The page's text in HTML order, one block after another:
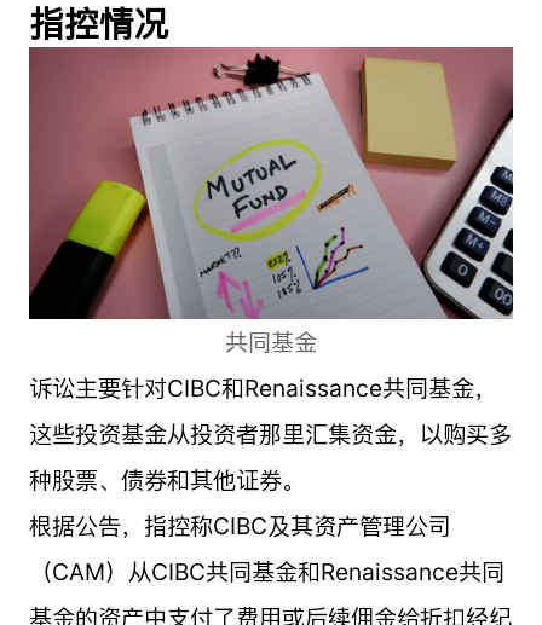
指控情况
共同基金
诉讼主要针对CIBC和Renaissance共同基金，
这些投资基金从投资者那里汇集资金，以购买多
种股票、债券和其他证券。
根据公告，指控称CIBC及其资产管理公司
（CAM）从CIBC共同基金和Renaissance共同
基金的资产中支付了费用或后续佣金给折扣经纪